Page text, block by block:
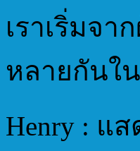
เราเริ่มจ
หลายกันใ
Henry : แ